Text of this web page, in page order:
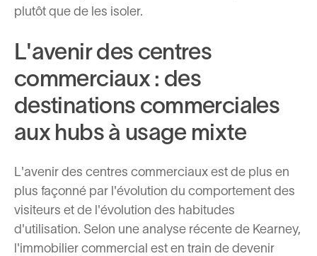
plutôt que de les isoler.
L'avenir des centres
commerciaux : des
destinations commerciales
aux hubs à usage mixte
L'avenir des centres commerciaux est de plus en
plus façonné par l'évolution du comportement des
visiteurs et de l'évolution des habitudes
d'utilisation. Selon une analyse récente de Kearney,
l'immobilier commercial est en train de devenir